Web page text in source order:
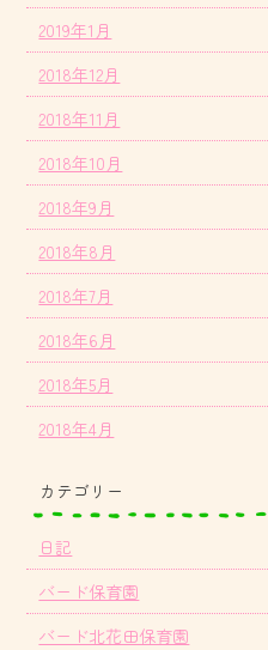
2019年1月
2018年12月
2018年11月
2018年10月
2018年9月
2018年8月
2018年7月
2018年6月
2018年5月
2018年4月
カテゴリー
日記
バード保育園
バード北花田保育園